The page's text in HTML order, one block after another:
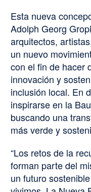
Esta nueva
Adolph Georg
arquitectos,
un nuevo
con el fin de hacer
innovación y
inclusión local. En
inspirarse en la
buscando una
más verde y
“Los retos de la
forman parte del
un futuro